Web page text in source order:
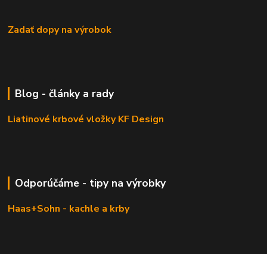
Zadať dopy na výrobok
Blog - články a rady
Liatinové krbové vložky KF Design
Odporúčáme - tipy na výrobky
Haas+Sohn - kachle a krby